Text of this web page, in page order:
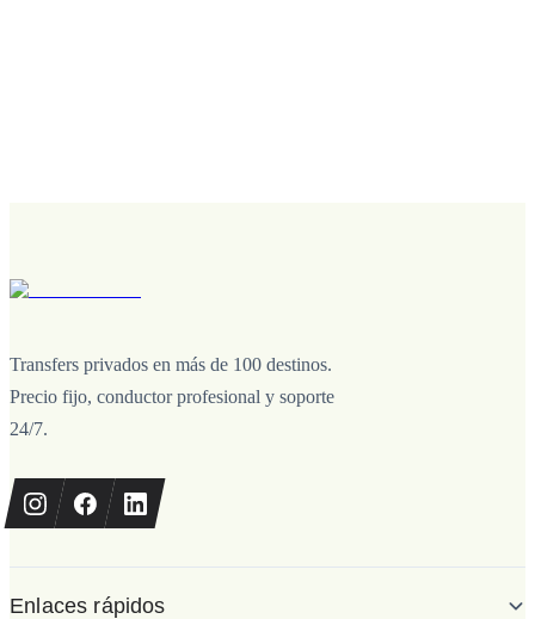
Transfers privados en más de 100 destinos.
Precio fijo, conductor profesional y soporte
24/7.
Enlaces rápidos